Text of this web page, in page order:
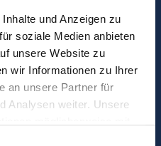
und Anzeigen zu
soziale Medien anbieten
unsere Website zu
wir Informationen zu Ihrer
an unsere Partner für
Analysen weiter. Unsere